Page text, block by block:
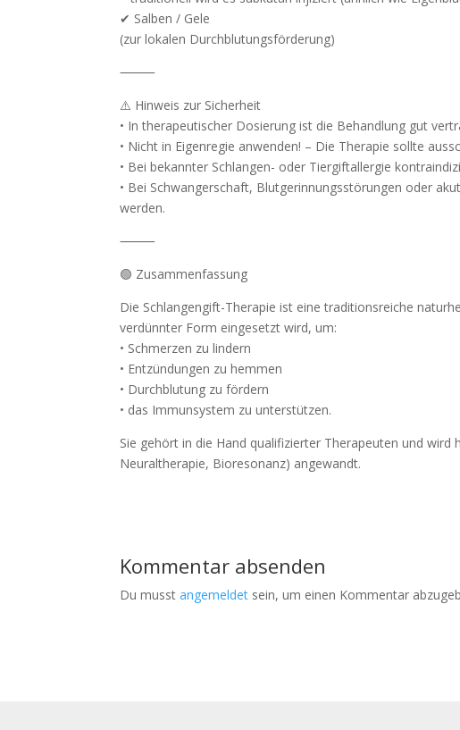
✔ Salben / Gele
(zur lokalen Durchblutungsförderung)
⸻
⚠️ Hinweis zur Sicherheit
• In therapeutischer Dosierung ist die Behandlung gut
• Nicht in Eigenregie anwenden! – Die Therapie sollte
• Bei bekannter Schlangen- oder Tiergiftallergie
• Bei Schwangerschaft, Blutgerinnungsstörungen oder
werden.
⸻
🟢 Zusammenfassung
Die Schlangengift-Therapie ist eine traditionsreiche
verdünnter Form eingesetzt wird, um:
• Schmerzen zu lindern
• Entzündungen zu hemmen
• Durchblutung zu fördern
• das Immunsystem zu unterstützen.
Sie gehört in die Hand qualifizierter Therapeuten und wird
Neuraltherapie, Bioresonanz) angewandt.
Kommentar absenden
Du musstangemeldet sein, um einen Kommentar